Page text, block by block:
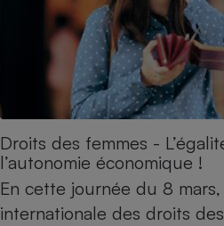
Droits des femmes -
l’autonomie économique !
En cette journée du 8
internationale des droits